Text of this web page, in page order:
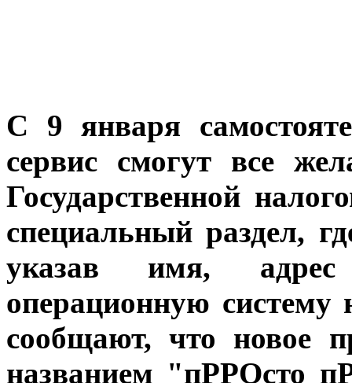
С 9 января
сервис смогут все
Государственной
специальный раздел,
указав имя,
операционную
сообщают, что новое
названием "пРРОсто